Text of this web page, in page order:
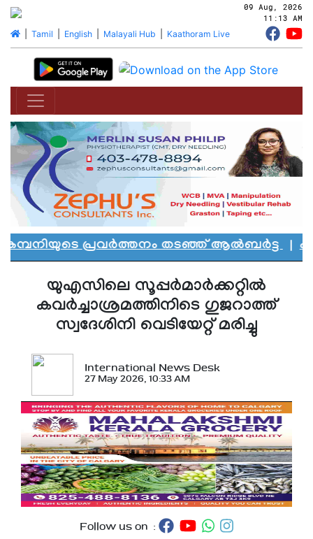
09 Aug, 2026
11:13 AM
| Tamil English| Malayali Hub Kaathoram Live
പ്രവർത്തനം തടഞ്ഞ് ആൽബർട്ട|
യുഎസിലെ സൂപ്പര്‍മാര്‍ക്കറ്റില്‍
കവര്‍ച്ചാശ്രമത്തിനിടെ ഗുജറാത്ത്
സ്വദേശിനി വെടിയേറ്റ് മരിച്ചു
International News Desk
27 May 2026, 10:33 AM
Follow us on :